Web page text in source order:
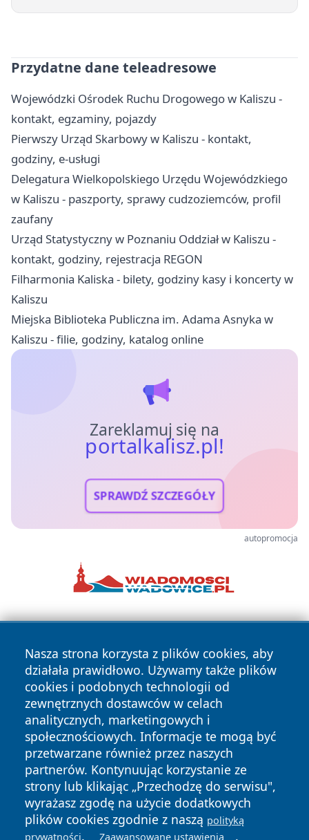
Przydatne dane teleadresowe
Wojewódzki Ośrodek Ruchu Drogowego w Kaliszu -
kontakt, egzaminy, pojazdy
Pierwszy Urząd Skarbowy w Kaliszu - kontakt,
godziny, e-usługi
Delegatura Wielkopolskiego Urzędu Wojewódzkiego
w Kaliszu - paszporty, sprawy cudzoziemców, profil
zaufany
Urząd Statystyczny w Poznaniu Oddział w Kaliszu -
kontakt, godziny, rejestracja REGON
Filharmonia Kaliska - bilety, godziny kasy i koncerty w
Kaliszu
Miejska Biblioteka Publiczna im. Adama Asnyka w
Kaliszu - filie, godziny, katalog online
Zareklamuj się na
portalkalisz.pl!
SPRAWDŹ SZCZEGÓŁY
autopromocja
Nasza strona korzysta z plików cookies, aby
działała prawidłowo. Używamy także plików
cookies i podobnych technologii od
zewnętrznych dostawców w celach
analitycznych, marketingowych i
społecznościowych. Informacje te mogą być
przetwarzane również przez naszych
partnerów. Kontynuując korzystanie ze
strony lub klikając „Przechodzę do serwisu",
wyrażasz zgodę na użycie dodatkowych
plików cookies zgodnie z naszą polityką
prywatności. Zaawansowane ustawienia .
Copyright © 2026 portalkalisz.pl Wszystkie prawa
zastrzeżone.
News Autorzy
Polityka
Prywatności
Polityka
Cookies